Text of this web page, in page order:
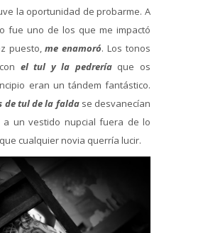
la oportunidad de probarme. A
fue uno de los que me impactó
puesto,me enamoró. Los tonos
el tul y la pedreríaque os
eran un tándem fantástico.
de tul de la falda se desvanecían
a un vestido nupcial fuera de lo
cualquier novia querría lucir.